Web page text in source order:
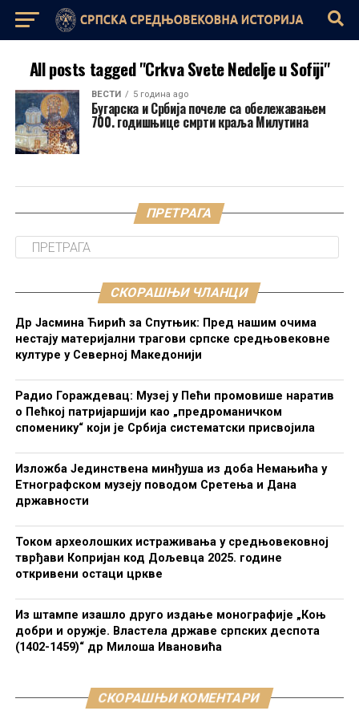
All posts tagged "Crkva Svete Nedelje u Sofiji"
ВЕСТИ 5 година ago
Бугарска и Србија почеле са обележавањем
700. годишњице смрти краља Милутина
ПРЕТРАГА
СКОРАШЊИ ЧЛАНЦИ
Др Јасмина Ћирић за Спутњик: Пред нашим очима
нестају материјални трагови српске средњовековне
културе у Северној Македонији
Радио Гораждевац: Музеј у Пећи промовише наратив
о Пећкој патријаршији као „предроманичком
споменику“ који је Србија систематски присвојила
Изложба Јединствена минђуша из доба Немањића у
Етнографском музеју поводом Сретења и Дана
државности
Током археолошких истраживања у средњовековној
тврђави Копријан код Дољевца 2025. године
откривени остаци цркве
Из штампе изашло друго издање монографије „Коњ
добри и оружје. Властела државе српских деспота
(1402-1459)“ др Милоша Ивановића
СКОРАШЊИ КОМЕНТАРИ